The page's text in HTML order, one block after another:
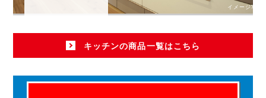
イメージ写真
キッチンの商品一覧はこちら